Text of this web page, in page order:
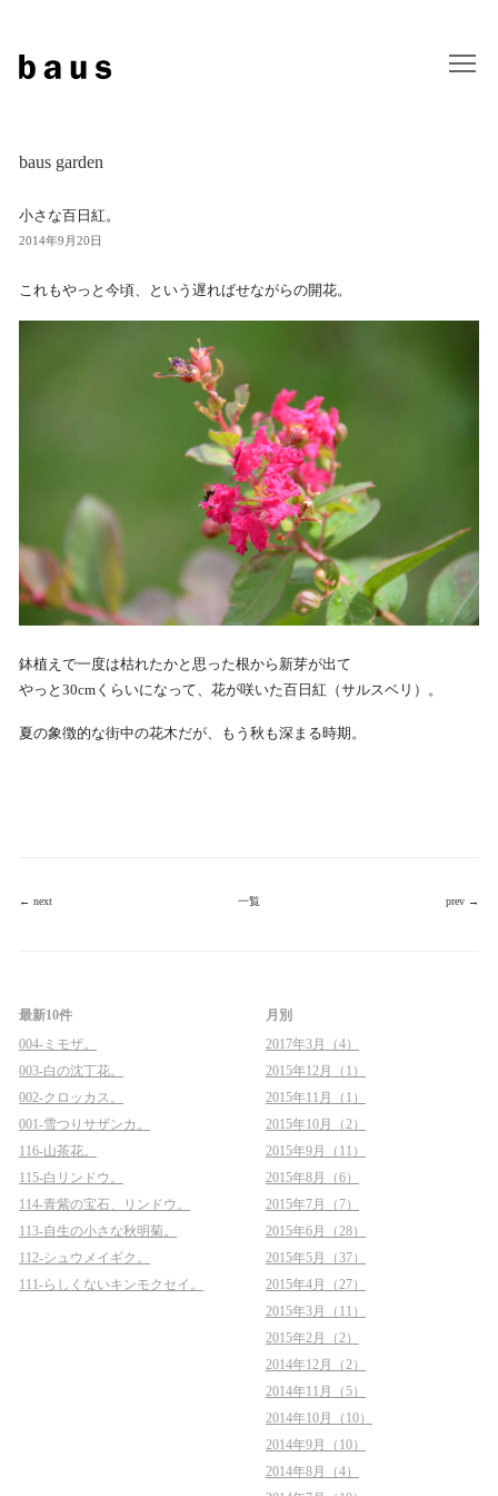
baus garden
小さな百日紅。
2014年9月20日
これもやっと今頃、という遅ればせながらの開花。
鉢植えで一度は枯れたかと思った根から新芽が出て
やっと30cmくらいになって、花が咲いた百日紅（サルスベリ）。
夏の象徴的な街中の花木だが、もう秋も深まる時期。
← next 一覧 prev →
最新10件
004-ミモザ。
003-白の沈丁花。
002-クロッカス。
001-雪つりサザンカ。
116-山茶花。
115-白リンドウ。
114-青紫の宝石、リンドウ。
113-自生の小さな秋明菊。
112-シュウメイギク。
111-らしくないキンモクセイ。
月別
2017年3月（4）
2015年12月（1）
2015年11月（1）
2015年10月（2）
2015年9月（11）
2015年8月（6）
2015年7月（7）
2015年6月（28）
2015年5月（37）
2015年4月（27）
2015年3月（11）
2015年2月（2）
2014年12月（2）
2014年11月（5）
2014年10月（10）
2014年9月（10）
2014年8月（4）